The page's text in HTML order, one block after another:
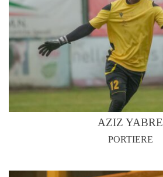
AZIZ YABRE
PORTIERE